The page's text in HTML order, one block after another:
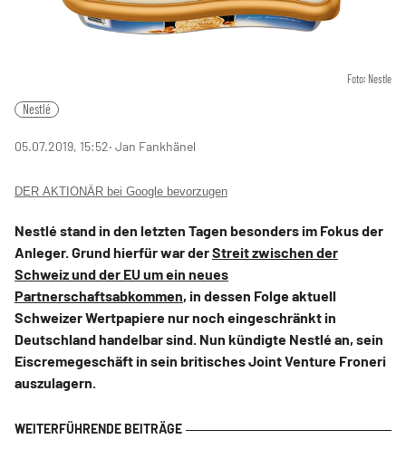
Foto: Nestle
Nestlé
05.07.2019, 15:52‧ Jan Fankhänel
DER AKTIONÄR bei Google bevorzugen
Nestlé stand in den letzten Tagen besonders im Fokus der
Anleger. Grund hierfür war derStreit zwischen der
Schweiz und der EU um ein neues
Partnerschaftsabkommen, in dessen Folge aktuell
Schweizer Wertpapiere nur noch eingeschränkt in
Deutschland handelbar sind. Nun kündigte Nestlé an, sein
Eiscremegeschäft in sein britisches Joint Venture Froneri
auszulagern.